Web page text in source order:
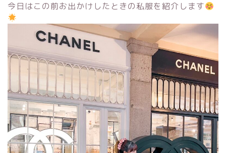
今日はこの前お出かけしたときの私服を紹介します